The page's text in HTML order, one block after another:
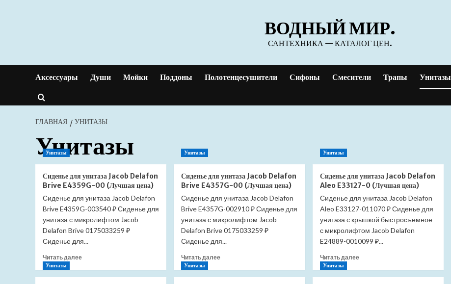
ВОДНЫЙ МИР.
САНТЕХНИКА — КАТАЛОГ ЦЕН.
Аксессуары Души Мойки Поддоны Полотенцесушители Сифоны Смесители Трапы Унитазы
ГЛАВНАЯ УНИТАЗЫ
Унитазы
Унитазы
Сиденье для унитаза Jacob Delafon
Brive E4359G-00 (Лучшая цена)
Сиденье для унитаза Jacob Delafon
Brive E4359G-003540 ₽ Сиденье для
унитаза с микролифтом Jacob
Delafon Brive 0175033259 ₽
Сиденье для...
Читать далееПрочитать
Унитазы
Сиденье для унитаза Jacob Delafon
Brive E4357G-00 (Лучшая цена)
Сиденье для унитаза Jacob Delafon
Brive E4357G-002910 ₽ Сиденье для
унитаза с микролифтом Jacob
Delafon Brive 0175033259 ₽
Сиденье для...
Читать далееПрочитать
Унитазы
Сиденье для унитаза Jacob Delafon
Aleo E33127-0 (Лучшая цена)
Сиденье для унитаза Jacob Delafon
Aleo E33127-011070 ₽ Сиденье для
унитаза с крышкой быстросъемное
с микролифтом Jacob Delafon
E24889-0010099 ₽...
Читать далееПрочитать
Унитазы Унитазы Унитазы